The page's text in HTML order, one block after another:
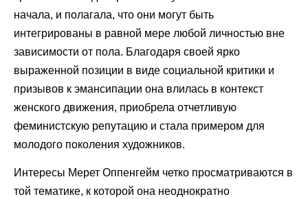
начала, и полагала, что они могут быть
интегрированы в равной мере любой личностью вне
зависимости от пола. Благодаря своей ярко
выраженной позиции в виде социальной критики и
призывов к эмансипации она влилась в контекст
женского движения, приобрела отчетливую
феминистскую репутацию и стала примером для
молодого поколения художников.
Интересы Мерет Оппенгейм четко просматриваются в
той тематике, к которой она неоднократно